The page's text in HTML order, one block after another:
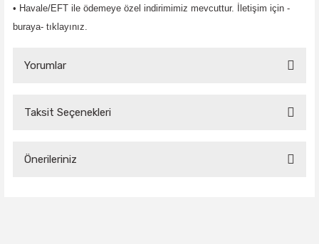
• Havale/EFT ile ödemeye özel indirimimiz mevcuttur.
İletişim için -
buraya- tıklayınız.
Yorumlar
Taksit Seçenekleri
Önerileriniz